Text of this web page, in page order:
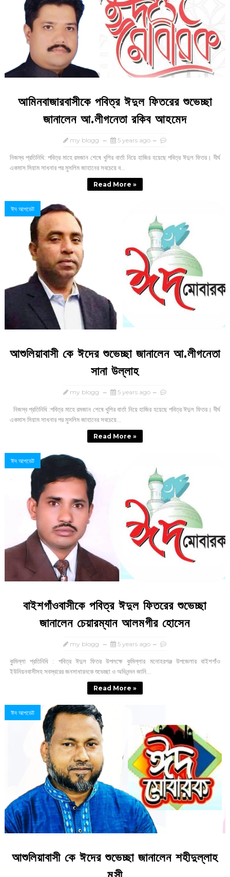
আমিনবাজারবাসীকে পবিত্র ঈদুল ফিতরের শুভেচ্ছা
জানালেন আ.লীগনেতা রকিব আহমেদ
my blogg 5 years ago
নিজস্ব প্রতিনিধি: পবিত্র মাহে রমজান শেষে খুশির বার্তা নিয়ে হাজির হয়েছে পবিত্র ঈদুল ফিতর। দীর্ঘ
একমাস সিয়াম সাধনার পর মুসলিম জাহানের সবচেয়ে ব...
Read More »
ঈদ আপডেট
আশুলিয়াবাসী কে ঈদের শুভেচ্ছা জানালেন আ.লীগনেতা
সানা উল্লাহ
my blogg 5 years ago
নিজস্ব প্রতিনিধি :পবিত্র মাহে রমজান শেষে খুশির বার্তা নিয়ে হাজির হয়েছে পবিত্র ঈদুল ফিতর। দীর্ঘ
একমাস সিয়াম সাধনার পর মুসলিম জাহানের সবচেয়ে...
Read More »
ঈদ আপডেট
বাইশগাঁওবাসীকে পবিত্র ঈদুল ফিতরের শুভেচ্ছা
জানালেন চেয়ারম্যান আলমগীর হোসেন
my blogg 5 years ago
কুমিল্লা প্রতিনিধি : পবিত্র ঈদুল ফিতর উপলক্ষে কুমিল্লার মনোহরগঞ্জ উপজেলার বাইশগাঁও
ইউনিয়নবাসীসহ সবস্থরের জনসাধারনকে শুভেচ্ছা ও অভিনন্দন জানি...
Read More »
ঈদ আপডেট
আশুলিয়াবাসী কে ঈদের শুভেচ্ছা জানালেন শহীদুল্লাহ